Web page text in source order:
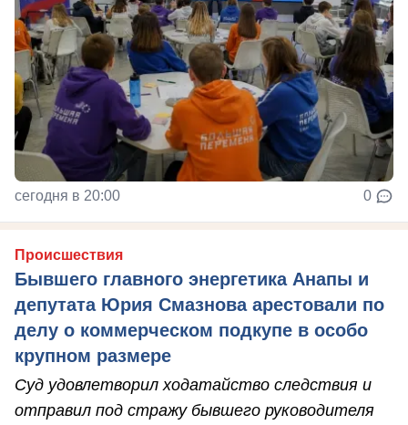
сегодня в 20:00 0
Происшествия
Бывшего главного энергетика Анапы и
депутата Юрия Смазнова арестовали по
делу о коммерческом подкупе в особо
крупном размере
Суд удовлетворил ходатайство следствия и
отправил под стражу бывшего руководителя